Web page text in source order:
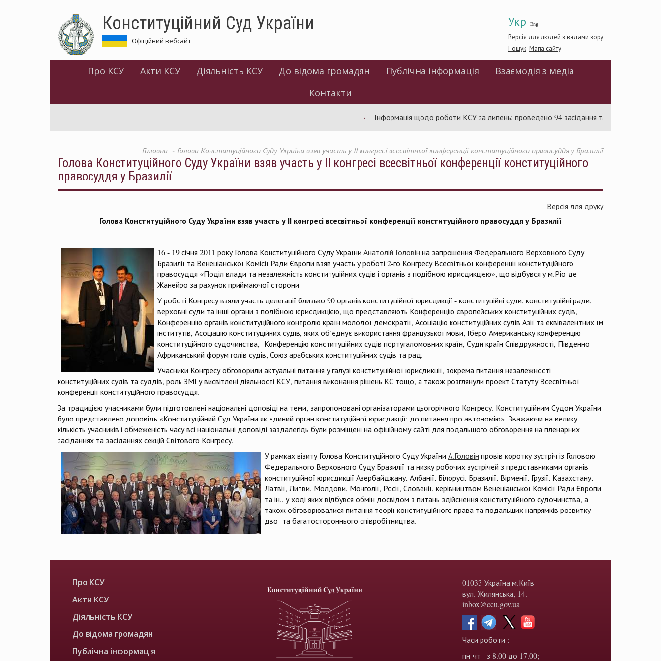
Укр Eng
Версія для людей з вадами зору
Пошук Мапа сайту
Конституційний Суд України
Офіційний вебсайт
Про КСУ Акти КСУ Діяльність КСУ До відома громадян Публічна інформація
Взаємодія з медіа
Контакти
Інформація щодо роботи КСУ за липень: проведено 94 засідання та ухвалено 85 актів
Головна Голова Конституційного Суду України взяв участь у ІІ конгресі всесвітньої конференції конституційного правосуддя у Бразилії
Голова Конституційного Суду України взяв участь у ІІ конгресі всесвітньої конференції конституційного
правосуддя у Бразилії
Версія для друку
Голова Конституційного Суду України взяв участь у ІІ конгресі всесвітньої конференції конституційного правосуддя у Бразилії
16 - 19 січня 2011 року Голова Конституційного Суду України Анатолій Головін на запрошення Федерального Верховного Суду
Бразилії та Венеціанської Комісії Ради Європи взяв участь у роботі 2-го Конгресу Всесвітньої конференції конституційного
правосуддя «Поділ влади та незалежність конституційних судів і органів з подібною юрисдикцією», що відбувся у м.Ріо-де-
Жанейро за рахунок приймаючої сторони.
У роботі Конгресу взяли участь делегації близько 90 органів конституційної юрисдикції - конституційні суди, конституційні ради,
верховні суди та інші органи з подібною юрисдикцією, що представляють Конференцію європейських конституційних судів,
Конференцію органів конституційного контролю країн молодої демократії, Асоціацію конституційних судів Азії та еквівалентних їм
інститутів, Асоціацію конституційних судів, яких об’єднує використання французької мови, Іберо-Американську конференцію
конституційного судочинства, Конференцію конституційних судів португаломовних країн, Суди країн Співдружності, Південно-
Африканський форум голів судів, Союз арабських конституційних судів та рад.
Учасники Конгресу обговорили актуальні питання у галузі конституційної юрисдикції, зокрема питання незалежності
конституційних судів та суддів, роль ЗМІ у висвітлені діяльності КСУ, питання виконання рішень КС тощо, а також розглянули проект Статуту Всесвітньої
конференції конституційного правосуддя.
За традицією учасниками були підготовлені національні доповіді на теми, запропоновані організаторами цьогорічного Конгресу. Конституційним Судом України
було представлено доповідь «Конституційний Суд України як єдиний орган конституційної юрисдикції: до питання про автономію». Зважаючи на велику
кількість учасників і обмеженість часу всі національні доповіді заздалегідь були розміщені на офіційному сайті для подальшого обговорення на пленарних
засіданнях та засіданнях секцій Світового Конгресу.
У рамках візиту Голова Конституційного Суду України А.Головін провів коротку зустріч із Головою
Федерального Верховного Суду Бразилії та низку робочих зустрічей з представниками органів
конституційної юрисдикції Азербайджану, Албанії, Білорусі, Бразилії, Вірменії, Грузії, Казахстану,
Латвії, Литви, Молдови, Монголії, Росії, Словенії, керівництвом Венеціанської Комісії Ради Європи
та ін., у ході яких відбувся обмін досвідом з питань здійснення конституційного судочинства, а
також обговорювалися питання теорії конституційного права та подальших напрямків розвитку
дво- та багатостороннього співробітництва.
Про КСУ
Акти КСУ
Діяльність КСУ
До відома громадян
Публічна інформація
01033 Україна м.Київ
вул. Жилянська, 14.
inbox@ccu.gov.ua
Часи роботи :
пн-чт - з 8.00 до 17.00;